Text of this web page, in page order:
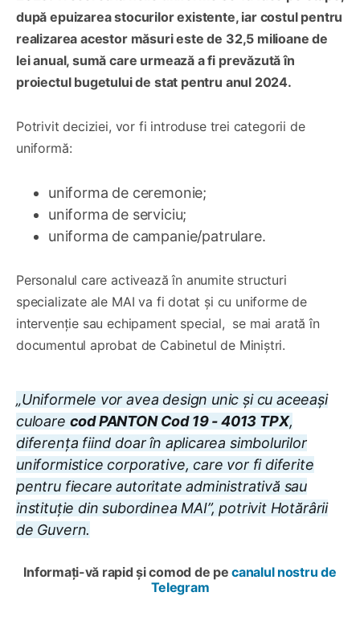
după epuizarea stocurilor existente, iar costul pentru
realizarea acestor măsuri este de 32,5 milioane de
lei anual, sumă care urmează a fi prevăzută în
proiectul bugetului de stat pentru anul 2024.
Potrivit deciziei, vor fi introduse trei categorii de
uniformă:
uniforma de ceremonie;
uniforma de serviciu;
uniforma de campanie/patrulare.
Personalul care activează în anumite structuri
specializate ale MAI va fi dotat și cu uniforme de
intervenție sau echipament special, se mai arată în
documentul aprobat de Cabinetul de Miniștri.
„Uniformele vor avea design unic și cu aceeași
culoare cod PANTON Cod 19 - 4013 TPX,
diferența fiind doar în aplicarea simbolurilor
uniformistice corporative, care vor fi diferite
pentru fiecare autoritate administrativă sau
instituție din subordinea MAI”, potrivit Hotărârii
de Guvern.
Informați-vă rapid și comod de pecanalul nostru de
Telegram